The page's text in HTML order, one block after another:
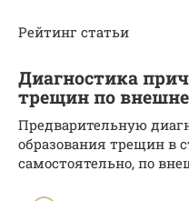
Рейтинг статьи
Диагностика
трещин по
Предварительную
образования трещин в
самостоятельно, по